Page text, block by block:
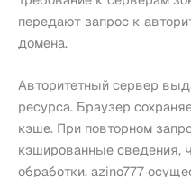
передают запрос к
домена.
Авторитетный сервер
ресурса. Браузер
кэше. При повторном
кэшированные сведения,
обработки. azino777